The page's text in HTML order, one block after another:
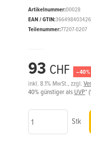
Artikelnummer:00028
EAN / GTIN:
Teilenummer:77207-0207
93 CHF –40%
inkl. 8.1% MwSt., zzgl.
40%günstiger als UVP*
Stk